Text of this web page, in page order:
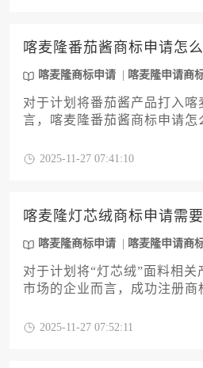
等核心要素，并提醒您注意喀
度的特殊性。一次成功的喀麦
免侵权风险，为您的医疗器械
喀麦隆番茄酱商标申请怎
喀麦隆商标申请 喀麦隆申请商
对于计划将番茄酱产品打入喀
言，喀麦隆番茄酱商标申请怎
从宏观战略到微观操作，系
关键环节，旨在为企业主提供
实操价值的攻略，助您以最高
成喀麦隆商标申请，稳固非洲
2025-11-27 07:41:10
喀麦隆灯芯绒商标申请需
喀麦隆商标申请 喀麦隆申请商
对于计划将“灯芯绒”面料相
市场的企业而言，成功注册商
隆商标申请材料攻略，深度
2025-11-27 07:52:11